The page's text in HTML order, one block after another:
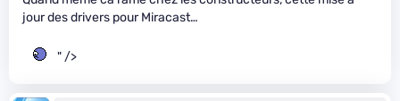
jour des drivers pour Miracast…
" />